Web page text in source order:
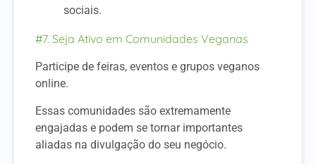
sociais.
#7. Seja Ativo em Comunidades Veganas
Participe de feiras, eventos e grupos veganos
online.
Essas comunidades são extremamente
engajadas e podem se tornar importantes
aliadas na divulgação do seu negócio.